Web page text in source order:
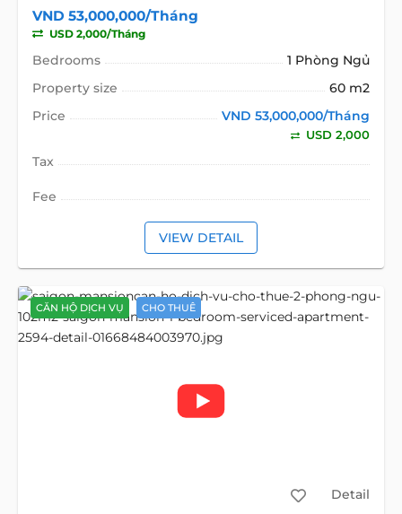
VND 53,000,000/Tháng
USD 2,000/Tháng
Bedrooms
1 Phòng Ngủ
Property size
60 m2
Price
VND 53,000,000/Tháng
USD 2,000
Tax
Fee
VIEW DETAIL
CĂN HỘ DỊCH VỤ CHO THUÊ
Detail